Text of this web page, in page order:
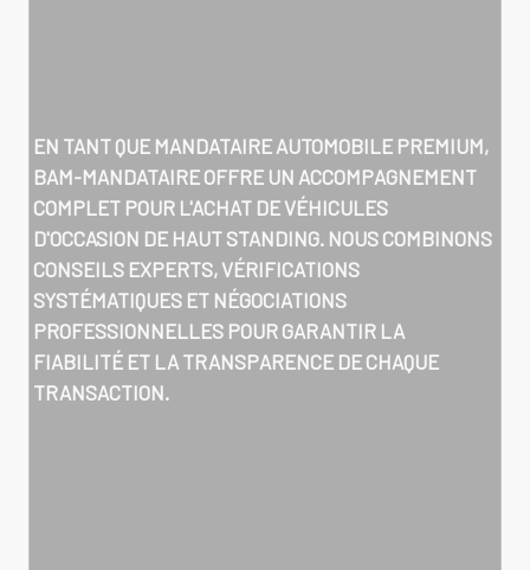
EN TANT QUE MANDATAIRE AUTOMOBILE PREMIUM,
BAM-MANDATAIRE OFFRE UN ACCOMPAGNEMENT
COMPLET POUR L'ACHAT DE VÉHICULES
D'OCCASION DE HAUT STANDING. NOUS COMBINONS
CONSEILS EXPERTS, VÉRIFICATIONS
SYSTÉMATIQUES ET NÉGOCIATIONS
PROFESSIONNELLES POUR GARANTIR LA
FIABILITÉ ET LA TRANSPARENCE DE CHAQUE
TRANSACTION.